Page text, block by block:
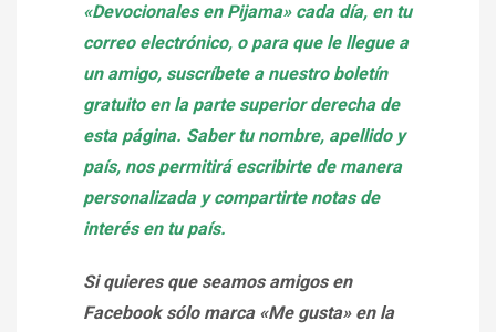
«Devocionales en Pijama» cada día, en tu
correo electrónico, o para que le llegue a
un amigo, suscríbete a nuestro boletín
gratuito en la parte superior derecha de
esta página. Saber tu nombre, apellido y
país, nos permitirá escribirte de manera
personalizada y compartirte notas de
interés en tu país.
Si quieres que seamos amigos en
Facebook sólo marca «Me gusta» en la